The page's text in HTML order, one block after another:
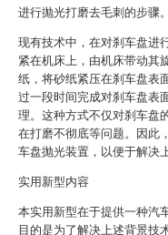
进行抛光打磨去毛刺的步骤。
现有技术中，在对刹车盘进
紧在机床上，由机床带动其
纸，将砂纸紧压在刹车盘表
过一段时间完成对刹车盘表
理。这种方式不仅对刹车盘
在打磨不彻底等问题。因此
车盘抛光装置，以便于解决
实用新型内容
本实用新型在于提供一种汽
目的是为了解决上述背景技